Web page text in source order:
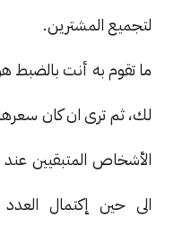
لتجميع المشترين.
ما تقوم به أنت بالضبط
لك، ثم ترى ان كان
الأشخاص المتبقيين عند
الى حين إكتمال